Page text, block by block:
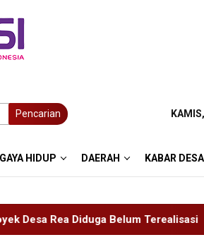
Pencarian
GAYA HIDUP DAERAH KABAR DESA
Terealisasi Kapolsek